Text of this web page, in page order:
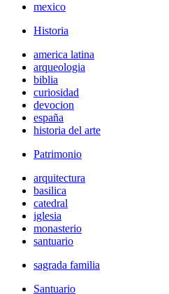
mexico
Historia
america latina
arqueologia
biblia
curiosidad
devocion
españa
historia del arte
Patrimonio
arquitectura
basilica
catedral
iglesia
monasterio
santuario
sagrada familia
Santuario